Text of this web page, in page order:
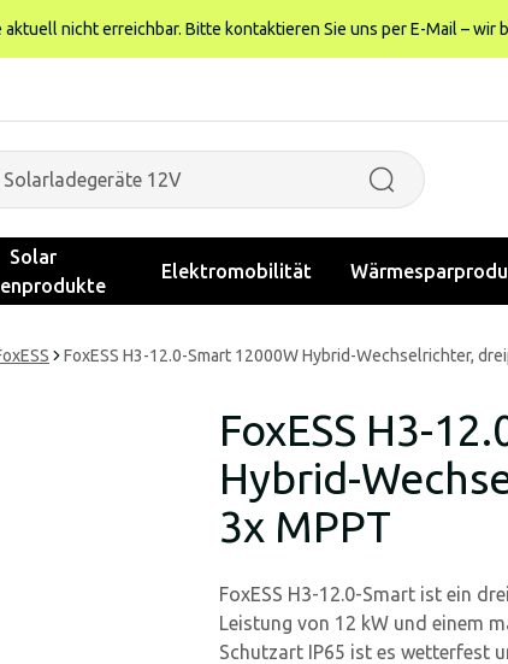
nicht erreichbar. Bitte kontaktieren Sie uns per E-Mail – wir
Solar
Elektromobilität
FoxESS H3-12.0-Smart 12000W Hybrid-Wechselrichter,
FoxESS H3-
Hybrid-
3x MPPT
FoxESS H3-12.0-Smart ist ein
Leistung von 12 kW und einem
Schutzart IP65 ist es wetterfest